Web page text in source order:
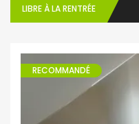
LIBRE À LA RENTRÉE
RECOMMANDÉ